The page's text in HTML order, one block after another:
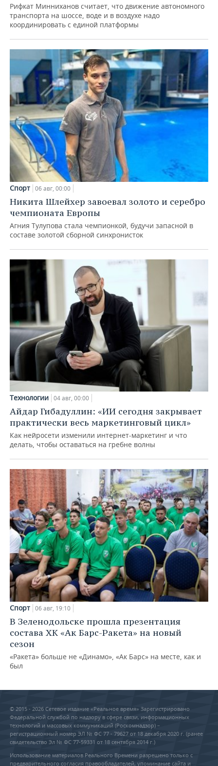
Рифкат Минниханов считает, что движение автономного
транспорта на шоссе, воде и в воздухе надо
координировать с единой платформы
Спорт 06 авг, 00:00
Никита Шлейхер завоевал золото и серебро
чемпионата Европы
Агния Тулупова стала чемпионкой, будучи запасной в
составе золотой сборной синхронисток
Технологии 04 авг, 00:00
Айдар Гибадуллин: «ИИ сегодня закрывает
практически весь маркетинговый цикл»
Как нейросети изменили интернет-маркетинг и что
делать, чтобы оставаться на гребне волны
Спорт 06 авг, 19:10
В Зеленодольске прошла презентация
состава ХК «Ак Барс-Ракета» на новый
сезон
«Ракета» больше не «Динамо», «Ак Барс» на месте, как и
был
© 2015 - 2026 Сетевое издание «Реальное время» Зарегистрировано
Федеральной службой по надзору в сфере связи, информационных
технологий и массовых коммуникаций (Роскомнадзор) –
регистрационный номер ЭЛ № ФС 77 - 79627 от 18 декабря 2020 г. (ранее
свидетельство Эл № ФС 77-59331 от 18 сентября 2014 г.)
Использование материалов Реального Времени разрешено только с
предварительного согласия правообладателей, упоминание сайта и